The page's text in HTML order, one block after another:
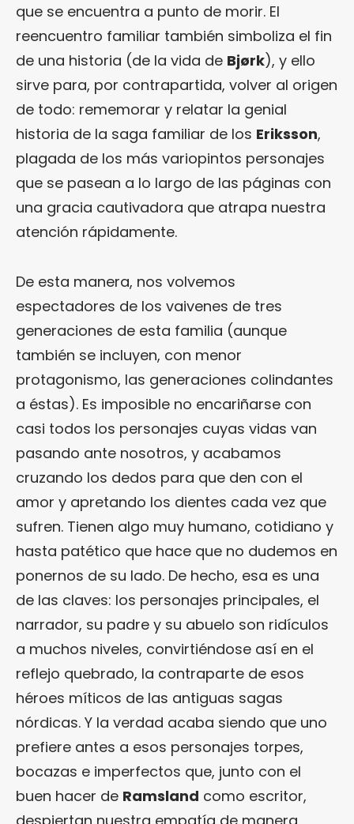
que se encuentra a punto de morir. El
reencuentro familiar también simboliza el fin
de una historia (de la vida de Bjørk), y ello
sirve para, por contrapartida, volver al origen
de todo: rememorar y relatar la genial
historia de la saga familiar de los Eriksson,
plagada de los más variopintos personajes
que se pasean a lo largo de las páginas con
una gracia cautivadora que atrapa nuestra
atención rápidamente.
De esta manera, nos volvemos
espectadores de los vaivenes de tres
generaciones de esta familia (aunque
también se incluyen, con menor
protagonismo, las generaciones colindantes
a éstas). Es imposible no encariñarse con
casi todos los personajes cuyas vidas van
pasando ante nosotros, y acabamos
cruzando los dedos para que den con el
amor y apretando los dientes cada vez que
sufren. Tienen algo muy humano, cotidiano y
hasta patético que hace que no dudemos en
ponernos de su lado. De hecho, esa es una
de las claves: los personajes principales, el
narrador, su padre y su abuelo son ridículos
a muchos niveles, convirtiéndose así en el
reflejo quebrado, la contraparte de esos
héroes míticos de las antiguas sagas
nórdicas. Y la verdad acaba siendo que uno
prefiere antes a esos personajes torpes,
bocazas e imperfectos que, junto con el
buen hacer de Ramsland como escritor,